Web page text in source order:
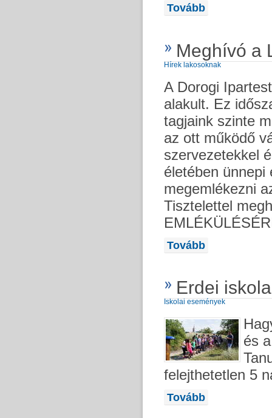
Tovább
Meghívó a
Hírek lakosoknak
A Dorogi
alakult. Ez
tagjaink szinte
az ott működő
szervezetekkel
életében ünnepi
megemlékezni
Tisztelettel
Tovább
Erdei iskola
Iskolai események
és
felejthetetlen 5
Tovább